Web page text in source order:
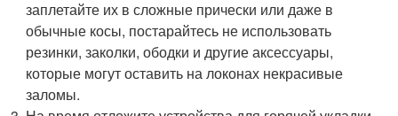
заплетайте их в сложные прически или даже в
обычные косы, постарайтесь не использовать
резинки, заколки, ободки и другие аксессуары,
которые могут оставить на локонах некрасивые
заломы.